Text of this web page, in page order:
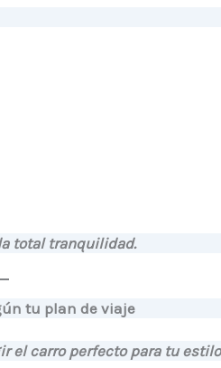
total tranquilidad.
tu plan de viaje
el carro perfecto para tu